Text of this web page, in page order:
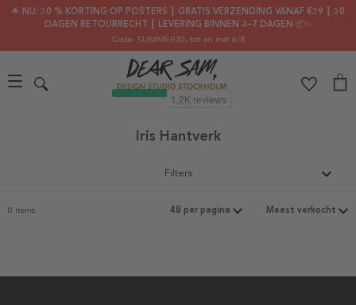
🌟 NU: 30 % KORTING OP POSTERS ┃ GRATIS VERZENDING VANAF €39 ┃ 30
DAGEN RETOURRECHT ┃ LEVERING BINNEN 2–7 DAGEN 📦✨
Code: SUMMER30, tot en met 6/8
Iris Hantverk
Filters
0 items